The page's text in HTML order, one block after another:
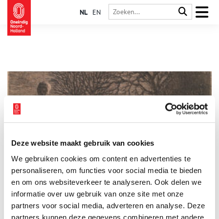
Deze website maakt gebruik van cookies
We gebruiken cookies om content en advertenties te
personaliseren, om functies voor social media te bieden
en om ons websiteverkeer te analyseren. Ook delen we
informatie over uw gebruik van onze site met onze
partners voor social media, adverteren en analyse. Deze
partners kunnen deze gegevens combineren met andere
NL EN
Gerrit Jacob Boekenoogen (1868-1930) besloot in 1893 en
1894 een oproep te plaatsen in verschillende kranten. Als
verzamelaar van oude volksverhalen vroeg hij of mensen hun
lokale sprookjes en sagen naar hem wilde opsturen. Hij zal
verrast hebben opgekeken van de honderden reacties. Vooral
van arts Cornelis Bakker (1863-1933) uit Broek in Waterland
ontving hij veel Noord-Hollandse volksverhalen, die op zijn